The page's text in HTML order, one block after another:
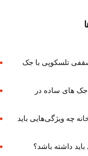
تلسکوپی با جک
های ساده در
چه ویژگی‌هایی باید
داشته باشد؟